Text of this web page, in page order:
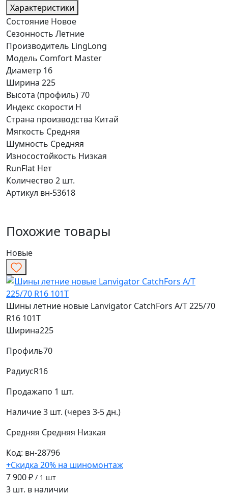
Характеристики
Состояние Новое
Сезонность Летние
Производитель LingLong
Модель Comfort Master
Диаметр 16
Ширина 225
Высота (профиль)70
Индекс скорости H
Страна производства Китай
Мягкость Средняя
Шумность Средняя
Износостойкость Низкая
RunFlat Нет
Количество 2 шт.
Артикул вн-53618
Похожие товары
Новые
Шины летние новые Lanvigator CatchFors A/T 225/70
R16 101T
Ширина225
Профиль70
РадиусR16
Продажапо 1 шт.
Наличие3 шт. (через 3-5 дн.)
Средняя Средняя Низкая
Код: вн-28796
+Скидка 20% на шиномонтаж
7 900 ₽ / 1 шт
3 шт. в наличии